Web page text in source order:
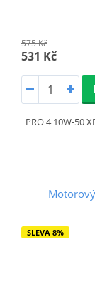
575 Kč
531 Kč
PRO 4 10W-50
SLEVA 8%